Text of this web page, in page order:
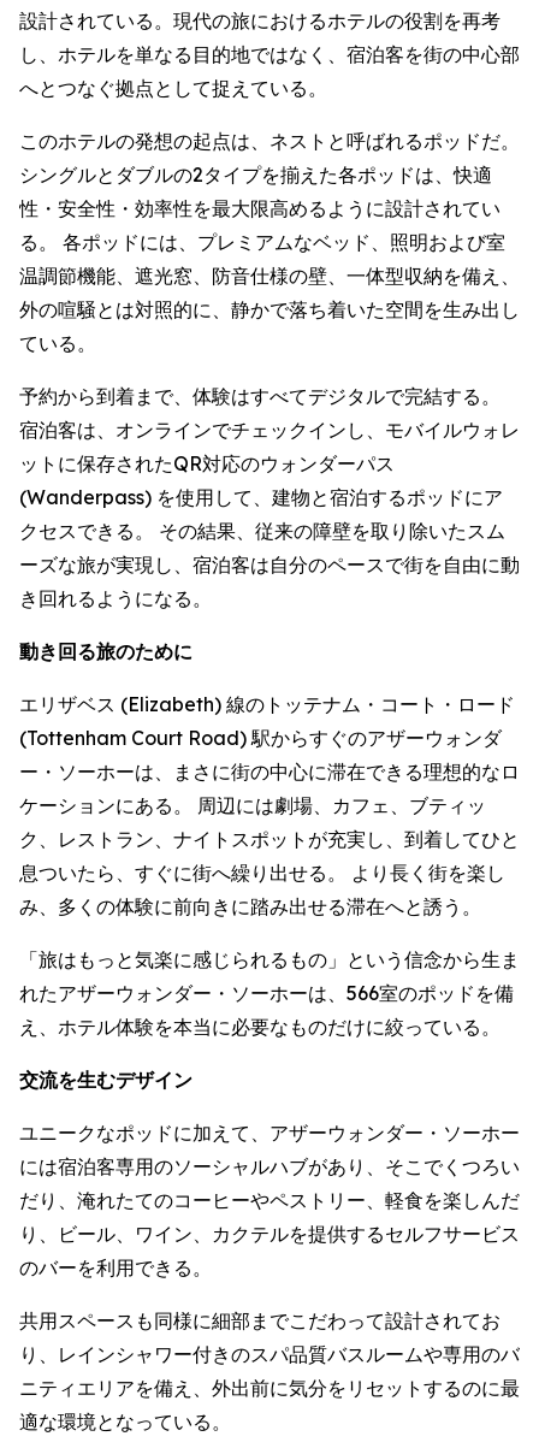
設計されている。現代の旅におけるホテルの役割を再考
し、ホテルを単なる目的地ではなく、宿泊客を街の中心部
へとつなぐ拠点として捉えている。
このホテルの発想の起点は、ネストと呼ばれるポッドだ。
シングルとダブルの2タイプを揃えた各ポッドは、快適
性・安全性・効率性を最大限高めるように設計されてい
る。 各ポッドには、プレミアムなベッド、照明および室
温調節機能、遮光窓、防音仕様の壁、一体型収納を備え、
外の喧騒とは対照的に、静かで落ち着いた空間を生み出し
ている。
予約から到着まで、体験はすべてデジタルで完結する。
宿泊客は、オンラインでチェックインし、モバイルウォレ
ットに保存されたQR対応のウォンダーパス
(Wanderpass) を使用して、建物と宿泊するポッドにア
クセスできる。 その結果、従来の障壁を取り除いたスム
ーズな旅が実現し、宿泊客は自分のペースで街を自由に動
き回れるようになる。
動き回る旅のために
エリザベス (Elizabeth) 線のトッテナム・コート・ロード
(Tottenham Court Road) 駅からすぐのアザーウォンダ
ー・ソーホーは、まさに街の中心に滞在できる理想的なロ
ケーションにある。 周辺には劇場、カフェ、ブティッ
ク、レストラン、ナイトスポットが充実し、到着してひと
息ついたら、すぐに街へ繰り出せる。 より長く街を楽し
み、多くの体験に前向きに踏み出せる滞在へと誘う。
「旅はもっと気楽に感じられるもの」という信念から生ま
れたアザーウォンダー・ソーホーは、566室のポッドを備
え、ホテル体験を本当に必要なものだけに絞っている。
交流を生むデザイン
ユニークなポッドに加えて、アザーウォンダー・ソーホー
には宿泊客専用のソーシャルハブがあり、そこでくつろい
だり、淹れたてのコーヒーやペストリー、軽食を楽しんだ
り、ビール、ワイン、カクテルを提供するセルフサービス
のバーを利用できる。
共用スペースも同様に細部までこだわって設計されてお
り、レインシャワー付きのスパ品質バスルームや専用のバ
ニティエリアを備え、外出前に気分をリセットするのに最
適な環境となっている。